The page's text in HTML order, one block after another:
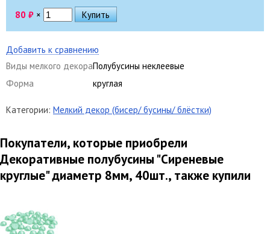
80 ₽ ×
Добавить к сравнению
Виды мелкого декораПолубусины неклеевые
Форма
круглая
Категории: Мелкий декор (бисер/ бусины/ блёстки)
Покупатели, которые приобрели
Декоративные полубусины "Сиреневые
круглые" диаметр 8мм, 40шт., также купили